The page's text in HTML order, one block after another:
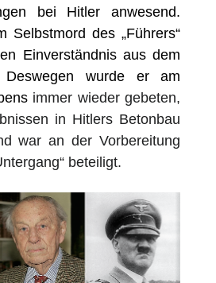
bei Hitler anwesend.
Selbstmord des „Führers“
Einverständnis aus dem
Deswegen wurde er am
immer wieder gebeten,
in Hitlers Betonbau
war an der Vorbereitung
beteiligt.